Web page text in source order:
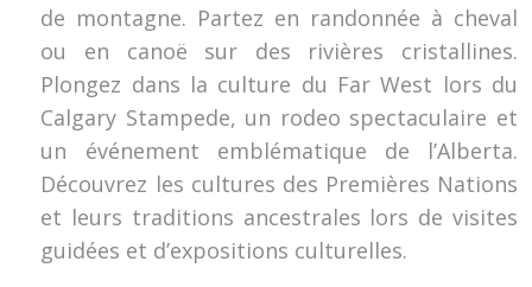
de montagne. Partez en randonnée à cheval
ou en canoë sur des rivières cristallines.
Plongez dans la culture du Far West lors du
Calgary Stampede, un rodeo spectaculaire et
un événement emblématique de l’Alberta.
Découvrez les cultures des Premières Nations
et leurs traditions ancestrales lors de visites
guidées et d’expositions culturelles.